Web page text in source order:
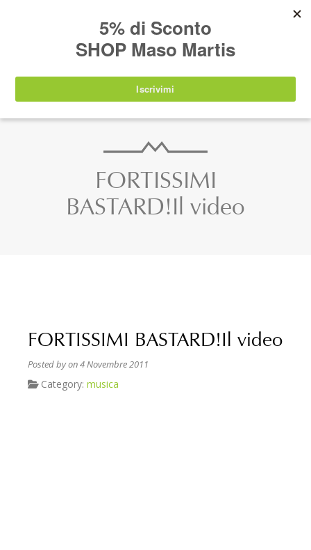
IT EN DE SHOP
FORTISSIMI
BASTARD!Il video
FORTISSIMI BASTARD!Il video
Posted byon 4 Novembre 2011
Category: musica
nuovamente disponibili a partire da
agosto 2026.